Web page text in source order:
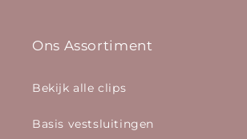
Ons Assortiment
Bekijk alle clips
Basis vestsluitingen